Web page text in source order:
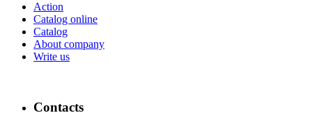
Action
Catalog online
Catalog
About company
Write us
Contacts